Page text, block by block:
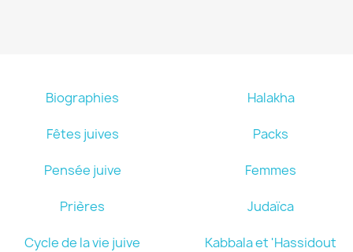
Biographies Halakha
Fêtes juives Packs
Pensée juive Femmes
Prières Judaïca
Cycle de la vie juive Kabbala et 'Hassidout